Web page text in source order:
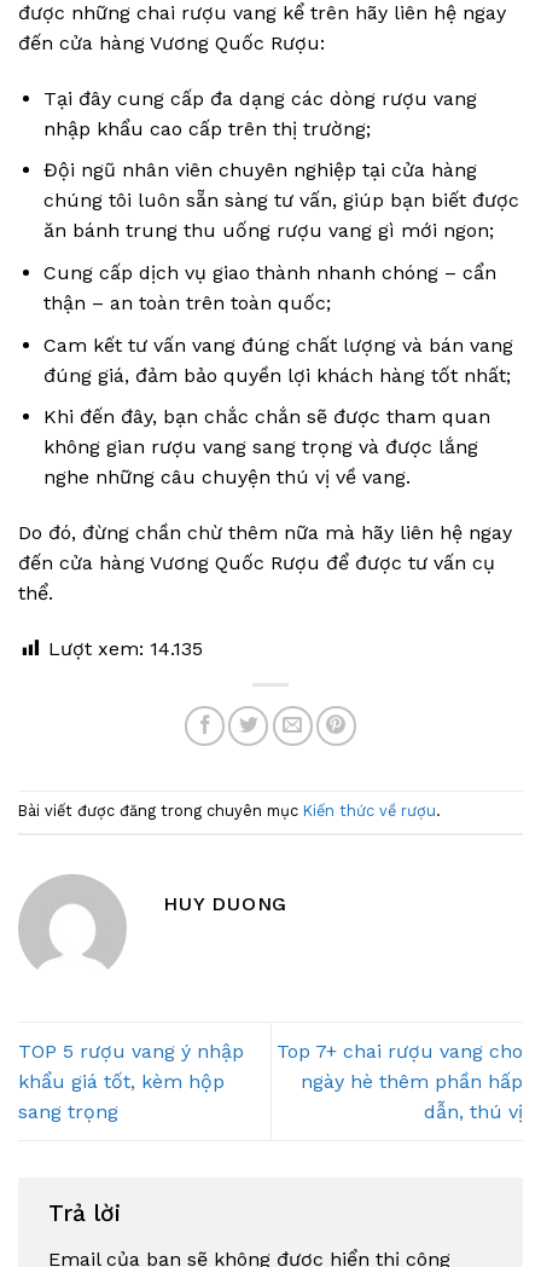
được những chai rượu vang kể trên hãy liên hệ ngay
đến cửa hàng Vương Quốc Rượu:
Tại đây cung cấp đa dạng các dòng rượu vang
nhập khẩu cao cấp trên thị trường;
Đội ngũ nhân viên chuyên nghiệp tại cửa hàng
chúng tôi luôn sẵn sàng tư vấn, giúp bạn biết được
ăn bánh trung thu uống rượu vang gì mới ngon;
Cung cấp dịch vụ giao thành nhanh chóng – cẩn
thận – an toàn trên toàn quốc;
Cam kết tư vấn vang đúng chất lượng và bán vang
đúng giá, đảm bảo quyền lợi khách hàng tốt nhất;
Khi đến đây, bạn chắc chắn sẽ được tham quan
không gian rượu vang sang trọng và được lắng
nghe những câu chuyện thú vị về vang.
Do đó, đừng chần chừ thêm nữa mà hãy liên hệ ngay
đến cửa hàng Vương Quốc Rượu để được tư vấn cụ
thể.
Lượt xem: 14.135
Bài viết được đăng trong chuyên mục Kiến thức về rượu.
HUY DUONG
TOP 5 rượu vang ý nhập
khẩu giá tốt, kèm hộp
sang trọng
Top 7+ chai rượu vang cho
ngày hè thêm phần hấp
dẫn, thú vị
Trả lời
Email của bạn sẽ không được hiển thị công